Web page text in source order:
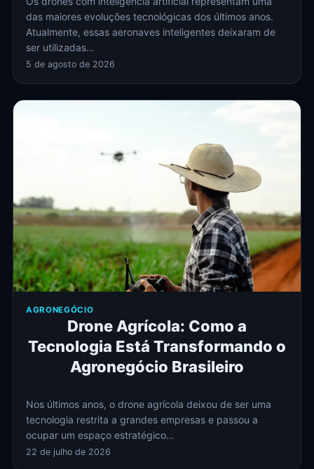
das maiores evoluções tecnológicas dos últimos anos.
Atualmente, essas aeronaves inteligentes deixaram de
ser utilizadas…
5 de agosto de 2026
AGRONEGÓCIO
Drone Agrícola: Como a
Tecnologia Está Transformando o
Agronegócio Brasileiro
Nos últimos anos, o drone agrícola deixou de ser uma
tecnologia restrita a grandes empresas e passou a
ocupar um espaço estratégico…
22 de julho de 2026